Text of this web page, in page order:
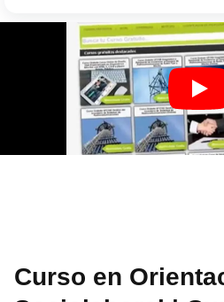
Curso en